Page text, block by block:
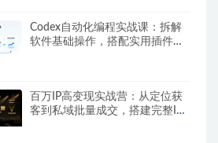
Codex自动化编程实战课：拆解
软件基础操作，搭配实用插件快
百万IP高变现实战营：从定位获
客到私域批量成交，搭建完整IP